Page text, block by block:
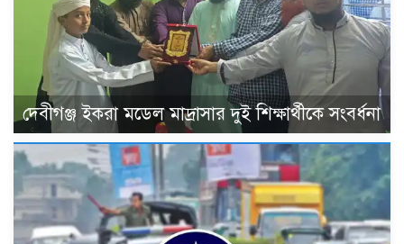
দেবীগঞ্জ ইকরা মডেল মাদ্রাসার দুই শিক্ষার্থীকে সংবর্ধনা